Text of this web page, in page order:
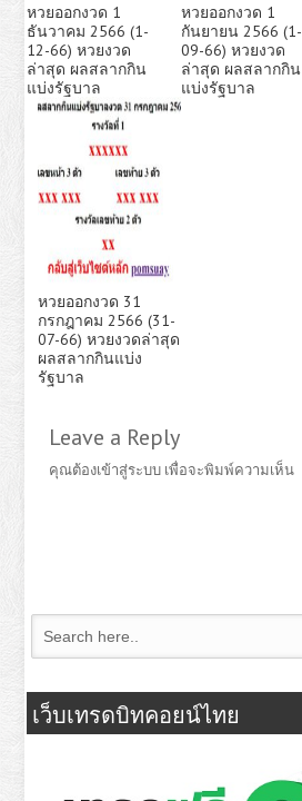
หวยออกงวด 1
ธันวาคม 2566 (1-
12-66) หวยงวด
ล่าสุด ผลสลากกิน
แบ่งรัฐบาล
หวยออกงวด 1
กันยายน 2566 (1-
09-66) หวยงวด
ล่าสุด ผลสลากกิน
แบ่งรัฐบาล
หวยออกงวด 31
กรกฎาคม 2566 (31-
07-66) หวยงวดล่าสุด
ผลสลากกินแบ่ง
รัฐบาล
Leave a Reply
คุณต้องเข้าสู่ระบบ เพื่อจะพิมพ์ความเห็น
เว็บเทรดบิทคอยน์ไทย